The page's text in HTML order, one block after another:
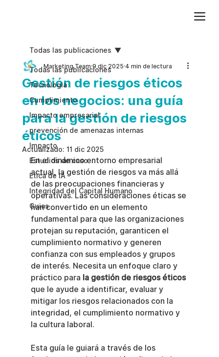
Todas las publicaciones
Tecnologia
Cumplimiento
Impacto empresarial
prevención de amenazas internas
Impacto
Estudios de caso
Etica de IA
Integridad del Capital Humano
Guias
Todas las publicaciones
Gestión de riesgos éticos
en los negocios: una guía
para la gestión de riesgos
éticos
Marketing Team 9 dic 2025 4 min de lectura
Actualizado: 11 dic 2025
En el dinámico entorno empresarial
actual, la gestión de riesgos va más allá
de las preocupaciones financieras y
operativas. Las consideraciones éticas se
han convertido en un elemento
fundamental para que las organizaciones
protejan su reputación, garanticen el
cumplimiento normativo y generen
confianza con sus empleados y grupos
de interés. Necesita un enfoque claro y
práctico para la gestión de riesgos éticos
que le ayude a identificar, evaluar y
mitigar los riesgos relacionados con la
integridad, el cumplimiento normativo y
la cultura laboral.
Esta guía le guiará a través de los